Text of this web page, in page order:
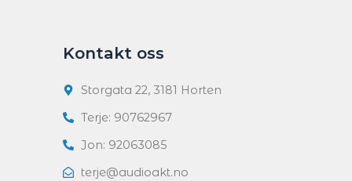
Kontakt oss
Storgata 22, 3181 Horten
Terje: 90762967
Jon: 92063085
terje@audioakt.no